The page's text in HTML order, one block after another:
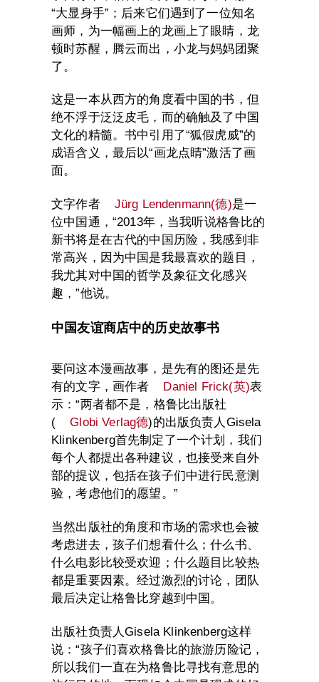
“大显身手”；后来它们遇到了一位知名
画师，为一幅画上的龙画上了眼睛，龙
顿时苏醒，腾云而出，小龙与妈妈团聚
了。
这是一本从西方的角度看中国的书，但
绝不浮于泛泛皮毛，而的确触及了中国
文化的精髓。书中引用了“狐假虎威”的
成语含义，最后以“画龙点睛”激活了画
面。
文字作者 Jürg Lendenmann(德)是一
位中国通，“2013年，当我听说格鲁比的
新书将是在古代的中国历险，我感到非
常高兴，因为中国是我最喜欢的题目，
我尤其对中国的哲学及象征文化感兴
趣，”他说。
中国友谊商店中的历史故事书
要问这本漫画故事，是先有的图还是先
有的文字，画作者
Daniel Frick(英)表
示：“两者都不是，格鲁比出版社
(
Globi Verlag德)的出版负责人Gisela
Klinkenberg首先制定了一个计划，我们
每个人都提出各种建议，也接受来自外
部的提议，包括在孩子们中进行民意测
验，考虑他们的愿望。”
当然出版社的角度和市场的需求也会被
考虑进去，孩子们想看什么；什么书、
什么电影比较受欢迎；什么题目比较热
都是重要因素。经过激烈的讨论，团队
最后决定让格鲁比穿越到中国。
出版社负责人Gisela Klinkenberg这样
说：“孩子们喜欢格鲁比的旅游历险记，
所以我们一直在为格鲁比寻找有意思的